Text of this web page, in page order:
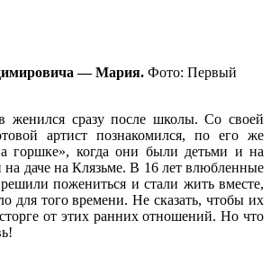
— Мария. Фото: Первый
женился сразу после школы. Со своей
артист познакомился, по его же
горшке», когда они были детьми и на
на даче на Клязьме. В 16 лет влюбленные
пожениться и стали жить вместе,
для того времени. Не сказать, чтобы их
от этих ранних отношений. Но что